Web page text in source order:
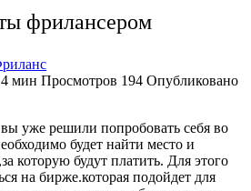
фрилансером
4 мин Просмотров 194 Опубликовано
уже решили попробовать себя во
будет найти место и
которую будут платить. Для этого
на бирже.которая подойдет для